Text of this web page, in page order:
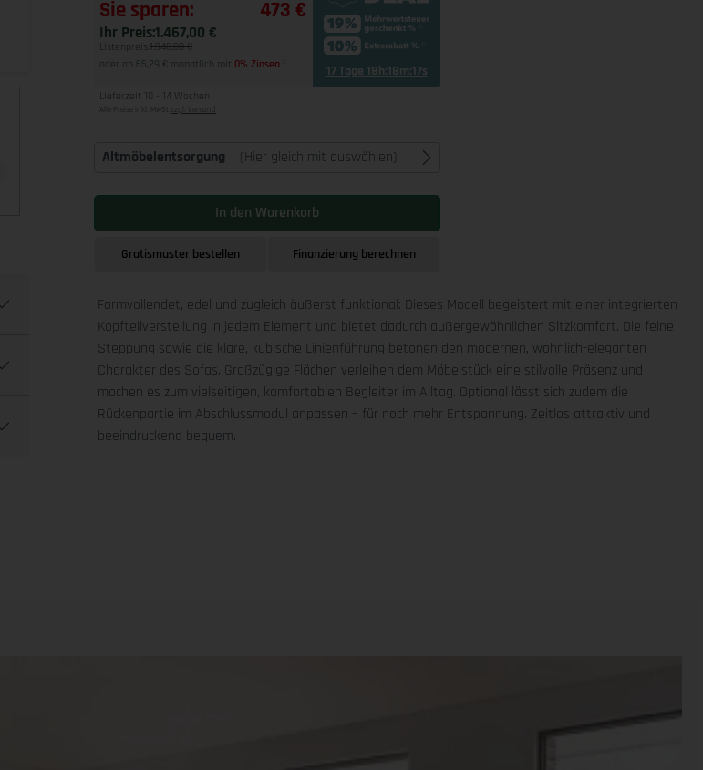
Sie sparen: 473 €
Ihr Preis:1.467,00 €
Listenpreis: 1.940,00 €
oder ab 65,29 € monatlich mit 0% Zinsen 17 Tage 18h:18m:16s
Lieferzeit 10 - 14 Wochen
Alle Preise inkl. MwSt zzgl. Versand
Altmöbelentsorgung (Hier gleich mit auswählen)
In den Warenkorb
Gratismuster bestellen Finanzierung berechnen
Formvollendet, edel und zugleich äußerst funktional: Dieses Modell begeistert mit einer integrierten
Kopfteilverstellung in jedem Element und bietet dadurch außergewöhnlichen Sitzkomfort. Die feine
Steppung sowie die klare, kubische Linienführung betonen den modernen, wohnlich-eleganten
Charakter des Sofas. Großzügige Flächen verleihen dem Möbelstück eine stilvolle Präsenz und
machen es zum vielseitigen, komfortablen Begleiter im Alltag. Optional lässt sich zudem die
Rückenpartie im Abschlussmodul anpassen – für noch mehr Entspannung. Zeitlos attraktiv und
beeindruckend bequem.